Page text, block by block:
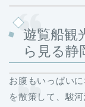
遊覧船観
ら見る静
お腹もいっぱい
を散策して、駿